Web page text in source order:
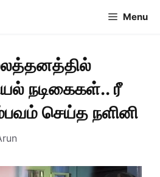
Menu
நடிகைகள்.. ரீ
செய்த நளினி